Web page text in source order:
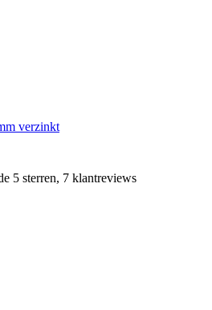
verzinkt
5 sterren, 7 klantreviews